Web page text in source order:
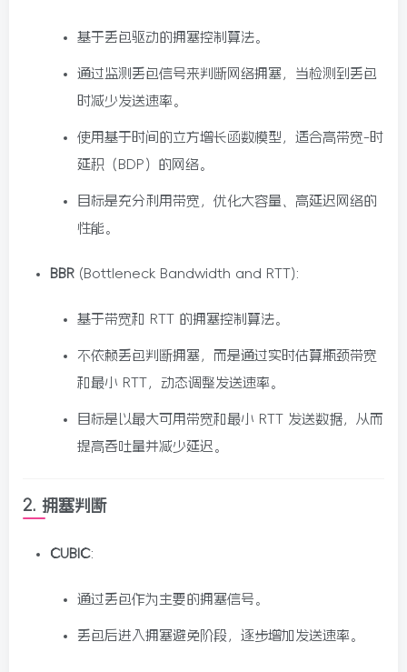
基于丢包驱动的拥塞控制算法。
通过监测丢包信号来判断网络拥塞，当检测到丢包
时减少发送速率。
使用基于时间的立方增长函数模型，适合高带宽-时
延积（BDP）的网络。
目标是充分利用带宽，优化大容量、高延迟网络的
性能。
BBR (Bottleneck Bandwidth and RTT):
基于带宽和 RTT 的拥塞控制算法。
不依赖丢包判断拥塞，而是通过实时估算瓶颈带宽
和最小 RTT，动态调整发送速率。
目标是以最大可用带宽和最小 RTT 发送数据，从而
提高吞吐量并减少延迟。
2. 拥塞判断
CUBIC:
通过丢包作为主要的拥塞信号。
丢包后进入拥塞避免阶段，逐步增加发送速率。